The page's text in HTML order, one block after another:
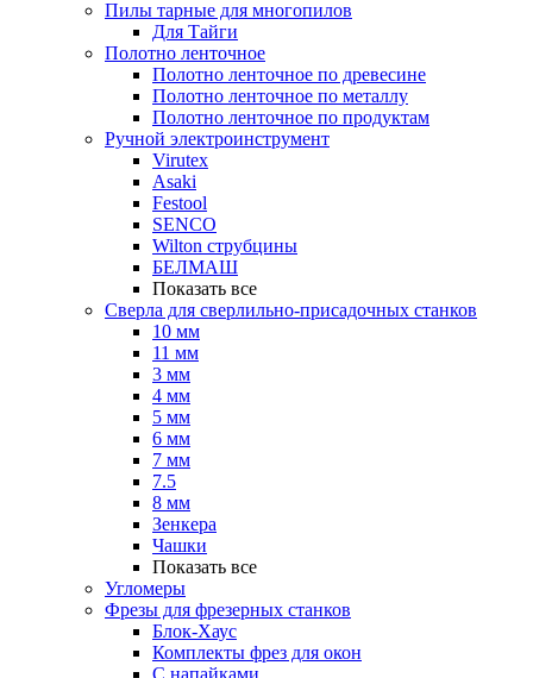
Пилы тарные для многопилов
Для Тайги
Полотно ленточное
Полотно ленточное по древесине
Полотно ленточное по металлу
Полотно ленточное по продуктам
Ручной электроинструмент
Virutex
Asaki
Festool
SENCO
Wilton струбцины
БЕЛМАШ
Показать все
Сверла для сверлильно-присадочных станков
10 мм
11 мм
3 мм
4 мм
5 мм
6 мм
7 мм
7.5
8 мм
Зенкера
Чашки
Показать все
Угломеры
Фрезы для фрезерных станков
Блок-Хаус
Комплекты фрез для окон